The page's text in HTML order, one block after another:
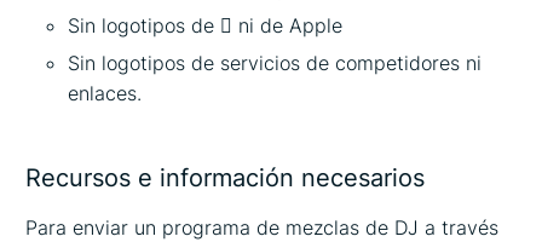
Sin logotipos de  ni de Apple
Sin logotipos de servicios de competidores ni
enlaces.
Recursos e información necesarios
Para enviar un programa de mezclas de DJ a través